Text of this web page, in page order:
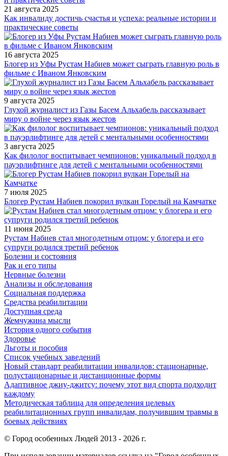
21 августа 2025
Как инвалиду достичь счастья и успеха: реальные истории и
практические советы
16 августа 2025
Блогер из Уфы Рустам Набиев может сыграть главную роль в
фильме с Иваном Янковским
9 августа 2025
Глухой журналист из Газы Басем Альхабель рассказывает
миру о войне через язык жестов
3 августа 2025
Как филолог воспитывает чемпионов: уникальный подход в
пауэрлифтинге для детей с ментальными особенностями
7 июля 2025
Блогер Рустам Набиев покорил вулкан Горелый на Камчатке
11 июня 2025
Рустам Набиев стал многодетным отцом: у блогера и его
супруги родился третий ребенок
Болезни и состояния
Рак и его типы
Нервные болезни
Анализы и обследования
Социальная поддержка
Средства реабилитации
Доступная среда
Жемчужина мысли
История одного события
Здоровье
Льготы и пособия
Список учебных заведений
Новый стандарт реабилитации инвалидов: стационарные,
полустационарные и дистанционные формы
Адаптивное джиу-джитсу: почему этот вид спорта подходит
каждому
Методическая таблица для определения целевых
реабилитационных групп инвалидам, получившим травмы в
боевых действиях
© Город особенных Людей 2013 - 2026 г.